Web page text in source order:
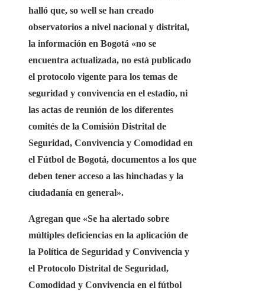
halló que, so well se han creado
observatorios a nivel nacional y distrital,
la información en Bogotá «no se
encuentra actualizada, no está publicado
el protocolo vigente para los temas de
seguridad y convivencia en el estadio, ni
las actas de reunión de los diferentes
comités de la Comisión Distrital de
Seguridad, Convivencia y Comodidad en
el Fútbol de Bogotá, documentos a los que
deben tener acceso a las hinchadas y la
ciudadanía en general».
Agregan que «Se ha alertado sobre
múltiples deficiencias en la aplicación de
la Política de Seguridad y Convivencia y
el Protocolo Distrital de Seguridad,
Comodidad y Convivencia en el fútbol